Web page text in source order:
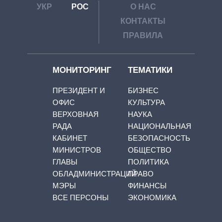
УКР РОС
О НАС
КОНТАКТЫ
ПРАВИЛА
МОНИТОРИНГ
ПРЕЗИДЕНТ И
ОФИС
ВЕРХОВНАЯ
РАДА
КАБИНЕТ
МИНИСТРОВ
ГЛАВЫ
ОБЛАДМИНИСТРАЦИЙ
МЭРЫ
ВСЕ ПЕРСОНЫ
ТЕМАТИКИ
БИЗНЕС
КУЛЬТУРА
НАУКА
НАЦИОНАЛЬНАЯ
БЕЗОПАСНОСТЬ
ОБЩЕСТВО
ПОЛИТИКА
ПРАВО
ФИНАНСЫ
ЭКОНОМИКА